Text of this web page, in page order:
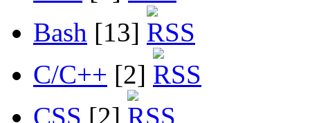
Bash [13]
C/C++ [2]
CSS [2]